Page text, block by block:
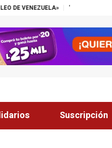
“EL SECTOR PALMERO TIENE UN
Suscripción